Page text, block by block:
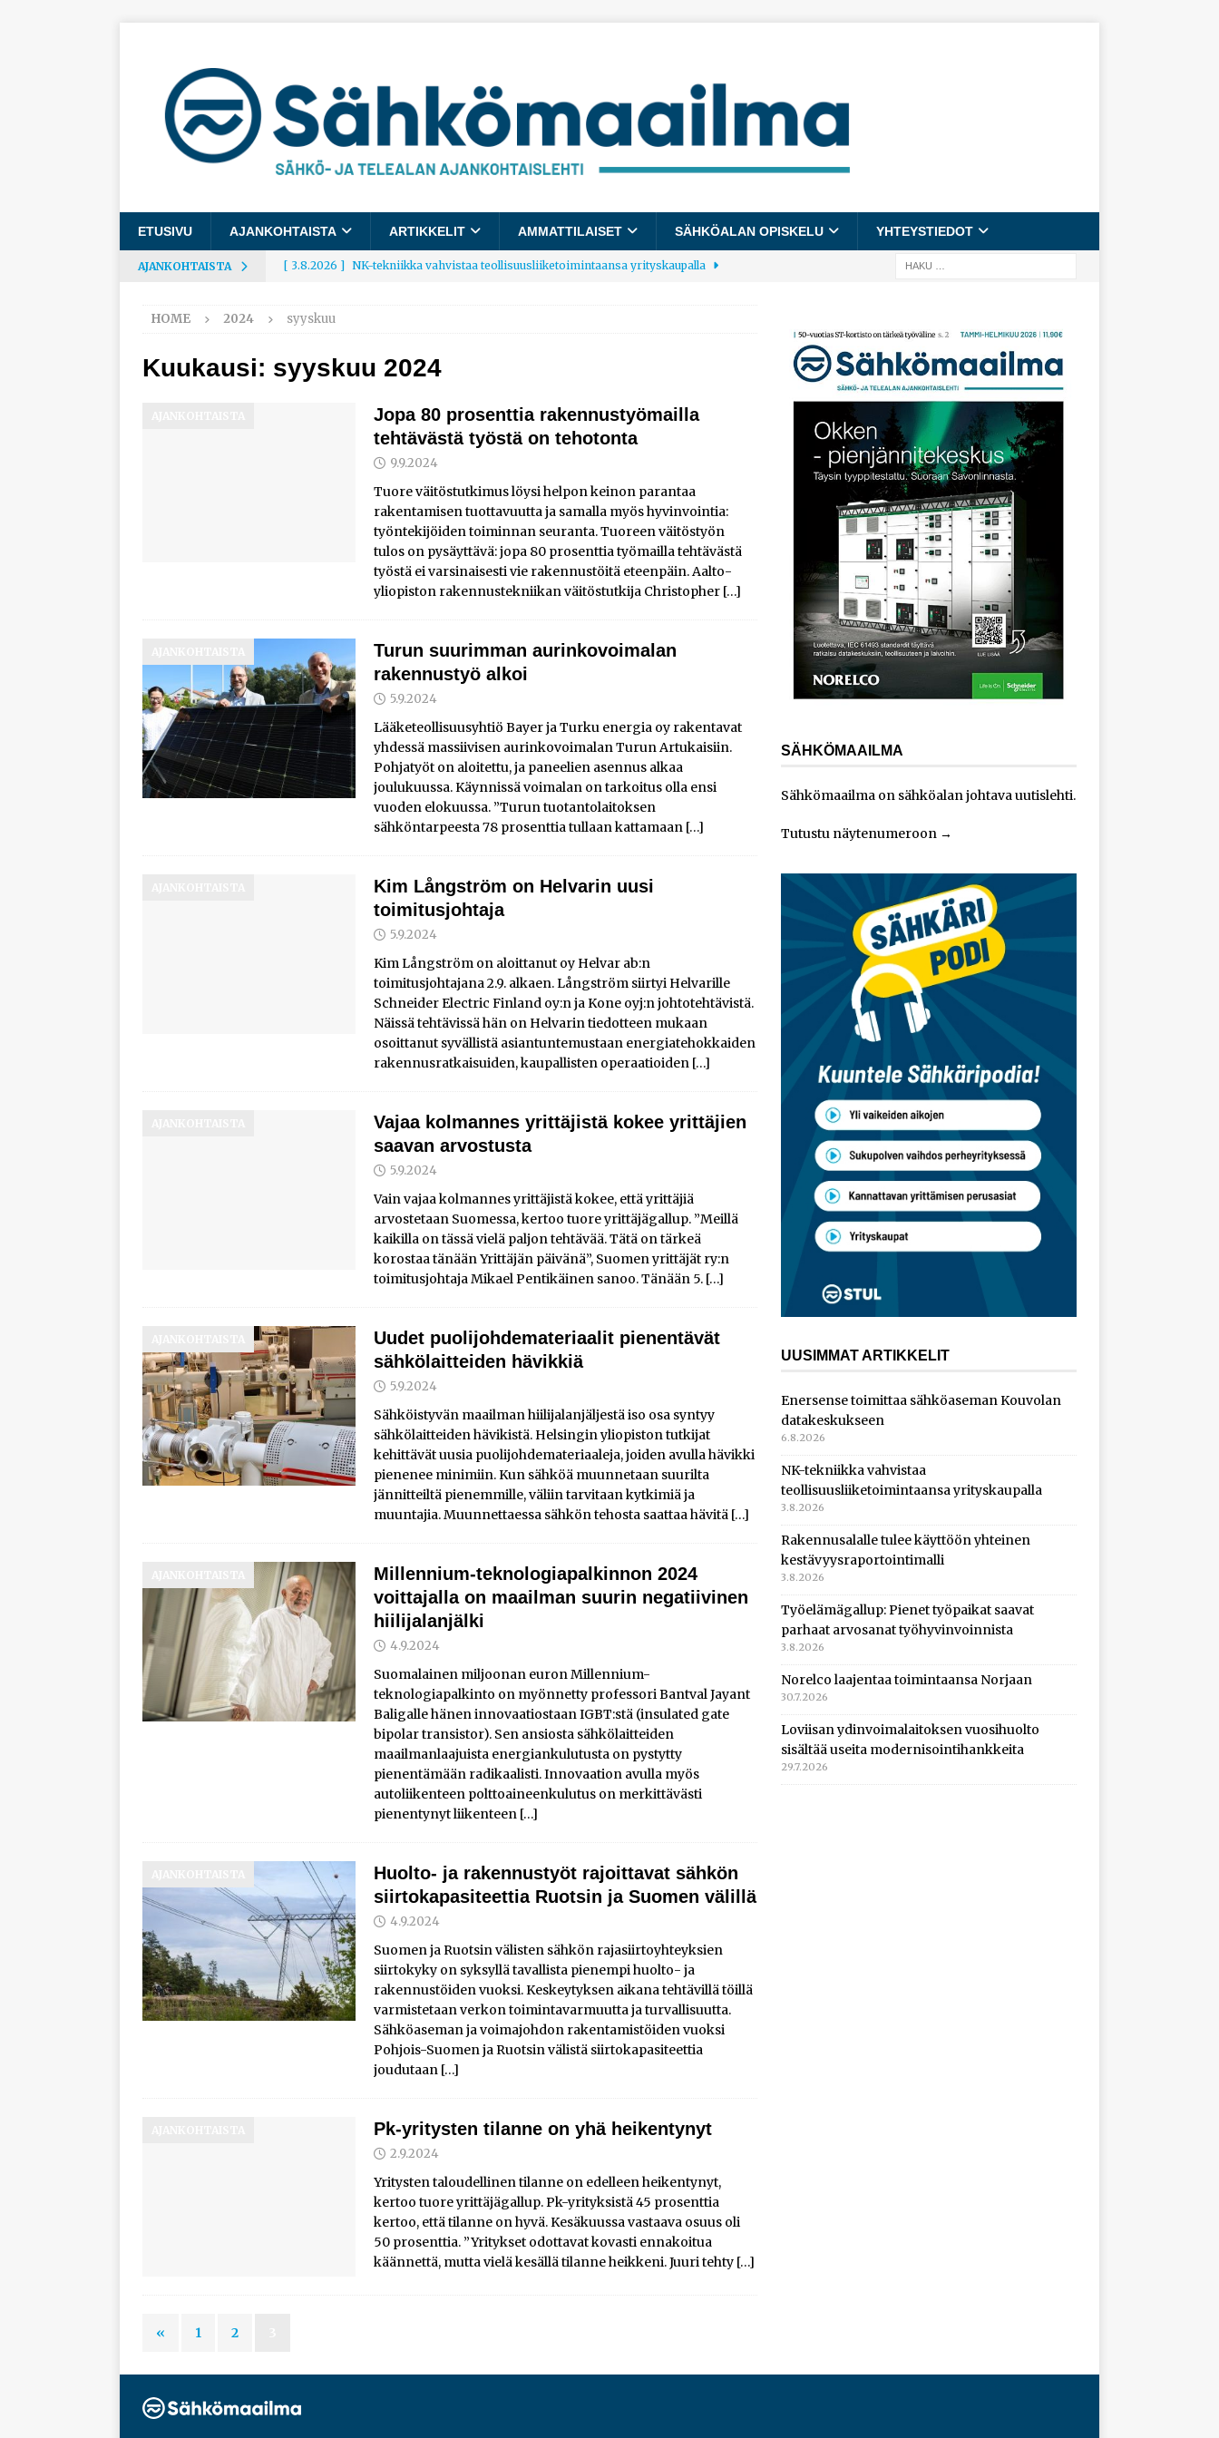
ETUSIVU AJANKOHTAISTA ARTIKKELIT AMMATTILAISET SÄHKÖALAN OPISKELU YHTEYSTIEDOT
AJANKOHTAISTA [ 3.8.2026 ] NK-tekniikka vahvistaa teollisuusliiketoimintaansa yrityskaupalla
[ 3.8.2026 ]
AJANKOHTAISTA
työhyvinvoinnista AJANKOHTAISTA
Norelco laajentaa toimintaansa Norjaan
modernisointihankkeita AJANKOHTAISTA
Enersense toimittaa sähköaseman Kouvolan datakeskukseen
AJANKOHTAISTA
HOME 2024 syyskuu
Kuukausi: syyskuu 2024
Jopa 80 prosenttia rakennustyömailla
tehtävästä työstä on tehotonta
9.9.2024
Tuore väitöstutkimus löysi helpon keinon parantaa
rakentamisen tuottavuutta ja samalla myös hyvinvointia:
työntekijöiden toiminnan seuranta. Tuoreen väitöstyön
tulos on pysäyttävä: jopa 80 prosenttia työmailla tehtävästä
työstä ei varsinaisesti vie rakennustöitä eteenpäin. Aalto-
yliopiston rakennustekniikan väitöstutkija Christopher […]
Turun suurimman aurinkovoimalan
rakennustyö alkoi
5.9.2024
Lääketeollisuusyhtiö Bayer ja Turku energia oy rakentavat
yhdessä massiivisen aurinkovoimalan Turun Artukaisiin.
Pohjatyöt on aloitettu, ja paneelien asennus alkaa
joulukuussa. Käynnissä voimalan on tarkoitus olla ensi
vuoden elokuussa. ”Turun tuotantolaitoksen
sähköntarpeesta 78 prosenttia tullaan kattamaan […]
Kim Långström on Helvarin uusi
toimitusjohtaja
5.9.2024
Kim Långström on aloittanut oy Helvar ab:n
toimitusjohtajana 2.9. alkaen. Långström siirtyi Helvarille
Schneider Electric Finland oy:n ja Kone oyj:n johtotehtävistä.
Näissä tehtävissä hän on Helvarin tiedotteen mukaan
osoittanut syvällistä asiantuntemustaan energiatehokkaiden
rakennusratkaisuiden, kaupallisten operaatioiden […]
Vajaa kolmannes yrittäjistä kokee yrittäjien
saavan arvostusta
5.9.2024
Vain vajaa kolmannes yrittäjistä kokee, että yrittäjiä
arvostetaan Suomessa, kertoo tuore yrittäjägallup. ”Meillä
kaikilla on tässä vielä paljon tehtävää. Tätä on tärkeä
korostaa tänään Yrittäjän päivänä”, Suomen yrittäjät ry:n
toimitusjohtaja Mikael Pentikäinen sanoo. Tänään 5. […]
Uudet puolijohdemateriaalit pienentävät
sähkölaitteiden hävikkiä
5.9.2024
Sähköistyvän maailman hiilijalanjäljestä iso osa syntyy
sähkölaitteiden hävikistä. Helsingin yliopiston tutkijat
kehittävät uusia puolijohdemateriaaleja, joiden avulla hävikki
pienenee minimiin. Kun sähköä muunnetaan suurilta
jännitteiltä pienemmille, väliin tarvitaan kytkimiä ja
muuntajia. Muunnettaessa sähkön tehosta saattaa hävitä […]
Millennium-teknologiapalkinnon 2024
voittajalla on maailman suurin negatiivinen
hiilijalanjälki
4.9.2024
Suomalainen miljoonan euron Millennium-
teknologiapalkinto on myönnetty professori Bantval Jayant
Baligalle hänen innovaatiostaan IGBT:stä (insulated gate
bipolar transistor). Sen ansiosta sähkölaitteiden
maailmanlaajuista energiankulutusta on pystytty
pienentämään radikaalisti. Innovaation avulla myös
autoliikenteen polttoaineenkulutus on merkittävästi
pienentynyt liikenteen […]
Huolto- ja rakennustyöt rajoittavat sähkön
siirtokapasiteettia Ruotsin ja Suomen välillä
4.9.2024
Suomen ja Ruotsin välisten sähkön rajasiirtoyhteyksien
siirtokyky on syksyllä tavallista pienempi huolto- ja
rakennustöiden vuoksi. Keskeytyksen aikana tehtävillä töillä
varmistetaan verkon toimintavarmuutta ja turvallisuutta.
Sähköaseman ja voimajohdon rakentamistöiden vuoksi
Pohjois-Suomen ja Ruotsin välistä siirtokapasiteettia
joudutaan […]
Pk-yritysten tilanne on yhä heikentynyt
2.9.2024
Yritysten taloudellinen tilanne on edelleen heikentynyt,
kertoo tuore yrittäjägallup. Pk-yrityksistä 45 prosenttia
kertoo, että tilanne on hyvä. Kesäkuussa vastaava osuus oli
50 prosenttia. ”Yritykset odottavat kovasti ennakoitua
käännettä, mutta vielä kesällä tilanne heikkeni. Juuri tehty […]
« 1 2
SÄHKÖMAAILMA
Sähkömaailma on sähköalan johtava uutislehti.
Tutustu näytenumeroon→
UUSIMMAT ARTIKKELIT
Enersense toimittaa sähköaseman Kouvolan
datakeskukseen
6.8.2026
NK-tekniikka vahvistaa
teollisuusliiketoimintaansa yrityskaupalla
3.8.2026
Rakennusalalle tulee käyttöön yhteinen
kestävyysraportointimalli
3.8.2026
Työelämägallup: Pienet työpaikat saavat
parhaat arvosanat työhyvinvoinnista
3.8.2026
Norelco laajentaa toimintaansa Norjaan
30.7.2026
Loviisan ydinvoimalaitoksen vuosihuolto
sisältää useita modernisointihankkeita
29.7.2026